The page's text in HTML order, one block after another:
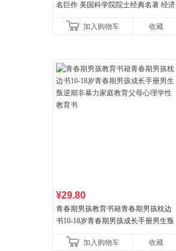
名巨作 美国科学院院士经典名著 经济
加入购物车
收藏
¥29.80
青春期男孩教育书籍青春期男孩枕边
书10-18岁青春期男孩成长手册男生叛
育书
加入购物车 收藏